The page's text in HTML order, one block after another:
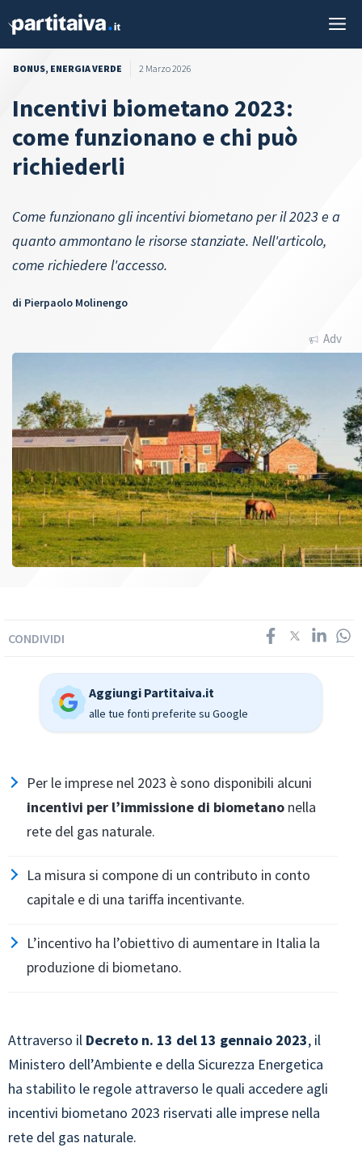
BONUS, ENERGIA VERDE 2 Marzo 2026
Incentivi biometano 2023:
come funzionano e chi può
richiederli
Come funzionano gli incentivi biometano per il 2023 e a
quanto ammontano le risorse stanziate. Nell'articolo,
come richiedere l'accesso.
di Pierpaolo Molinengo
Adv
CONDIVIDI
Aggiungi Partitaiva.it
alle tue fonti preferite su Google
Per le imprese nel 2023 è sono disponibili alcuni
incentivi per l’immissione di biometano nella
rete del gas naturale.
La misura si compone di un contributo in conto
capitale e di una tariffa incentivante.
L’incentivo ha l’obiettivo di aumentare in Italia la
produzione di biometano.
Attraverso il Decreto n. 13 del 13 gennaio 2023, il
Ministero dell’Ambiente e della Sicurezza Energetica
ha stabilito le regole attraverso le quali accedere agli
incentivi biometano 2023 riservati alle imprese nella
rete del gas naturale.